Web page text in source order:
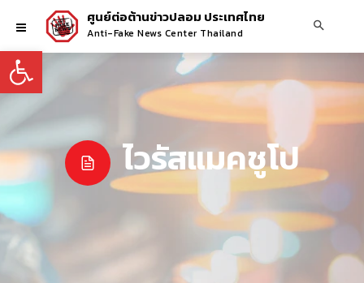
Open toolbar
ศูนย์ต่อต้านข่าวปลอม ประเทศไทย
Anti-Fake News Center Thailand
ไวรัสแมคชูโป